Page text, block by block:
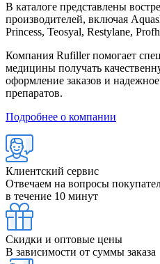
В каталоге представлены
производителей, включая
Princess, Teosyal, Restylane,
Компания Rufiller помогает
медицины получать
оформление заказов и
препаратов.
Подробнее о компании
Клиентский сервис
Отвечаем на вопросы
в течение 10 минут
Скидки и оптовые цены
В зависимости от суммы заказа